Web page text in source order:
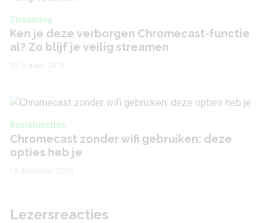
Streaming
Ken je deze verborgen Chromecast-functie
al? Zo blijf je veilig streamen
Basisfuncties
Chromecast zonder wifi gebruiken: deze
opties heb je
Lezersreacties